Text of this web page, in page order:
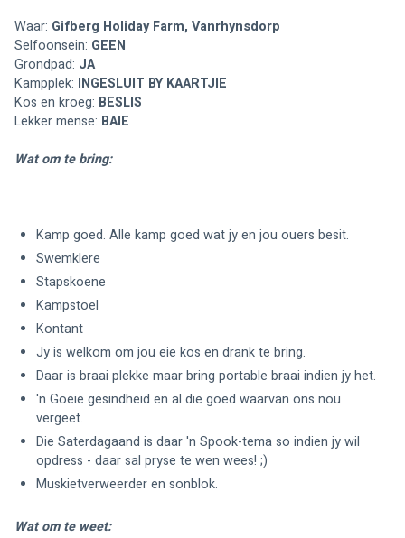
Waar: Gifberg Holiday Farm, Vanrhynsdorp
Selfoonsein: GEEN
Grondpad: JA
Kampplek: INGESLUIT BY KAARTJIE
Kos en kroeg: BESLIS
Lekker mense: BAIE
Wat om te bring:
Kamp goed. Alle kamp goed wat jy en jou ouers besit.
Swemklere
Stapskoene
Kampstoel
Kontant
Jy is welkom om jou eie kos en drank te bring.
Daar is braai plekke maar bring portable braai indien jy het.
'n Goeie gesindheid en al die goed waarvan ons nou
vergeet.
Die Saterdagaand is daar 'n Spook-tema so indien jy wil
opdress - daar sal pryse te wen wees! ;)
Muskietverweerder en sonblok.
Wat om te weet: